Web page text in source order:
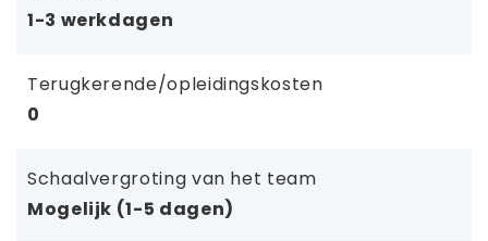
1-3 werkdagen
Terugkerende/opleidingskosten
0
Schaalvergroting van het team
Mogelijk (1-5 dagen)